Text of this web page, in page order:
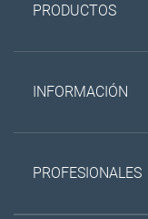
PRODUCTOS
INFORMACIÓN
PROFESIONALES